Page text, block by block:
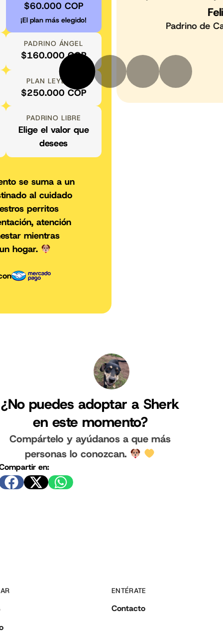
$60.000 COP
¡El plan más elegido!
PADRINO ÁNGEL
$160.000 COP
PLAN LEYENDA
$250.000 COP
PADRINO LIBRE
Elige el valor que
desees
se suma a un
al cuidado
perritos
atención
mientras
hogar.
y Angel
sí va para
¿No puedes adoptar a Sherk
en este momento?
Compártelo y ayúdanos a que más
personas lo conozcan.
en:
ENTÉRATE
Contacto